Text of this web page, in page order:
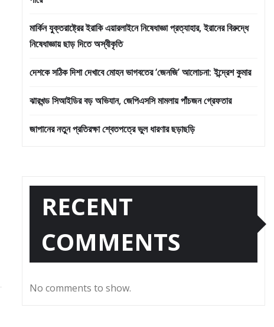
মার্কিন যুক্তরাষ্ট্রের ইরাকি এয়ারলাইনে নিষেধাজ্ঞা প্রত্যাহার, ইরানের বিরুদ্ধে
নিষেধাজ্ঞায় ছাড় দিতে অস্বীকৃতি
দেশকে সঠিক দিশা দেখাবে মোহন ভাগবতের ‘জেনজি’ আলোচনা: ইন্দ্রেশ কুমার
ঝারখন্ড সিআইডির বড় অভিযান, জেপিএসসি মামলায় পাঁচজন গ্রেফতার
জাপানের নতুন প্রতিরক্ষা শ্বেতপত্রে ভুল ধারণার ছড়াছড়ি
RECENT
COMMENTS
No comments to show.